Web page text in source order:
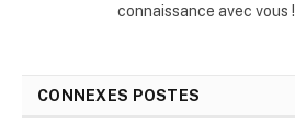
connaissance avec vous !
CONNEXES POSTES